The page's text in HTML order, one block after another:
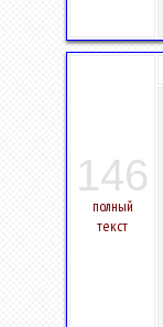
146
полный
текст